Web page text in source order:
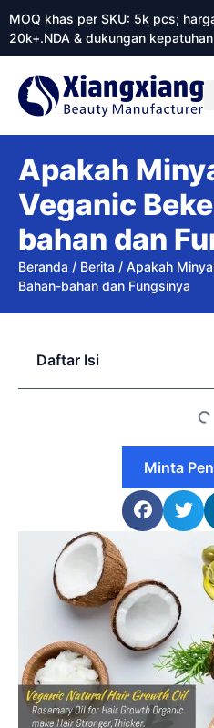
MOQ khas per SKU: 5k pcs;
20k+.NDA & dukungan
Apakah
Veganic
bahan dan
Beranda / Berita / Apakah
Bahan-bahan dan Fungsinya
Daftar Isi
Minta